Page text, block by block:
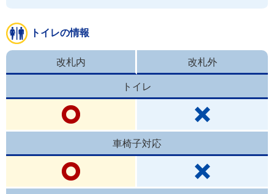
トイレの情報
改札内 改札外
トイレ
車椅子対応